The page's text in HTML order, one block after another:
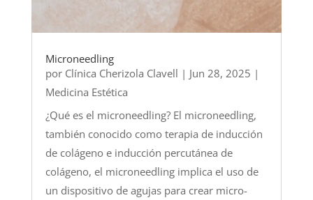
Microneedling
por Clínica Cherizola Clavell | Jun 28, 2025 |
Medicina Estética
¿Qué es el microneedling? El microneedling,
también conocido como terapia de inducción
de colágeno e inducción percutánea de
colágeno, el microneedling implica el uso de
un dispositivo de agujas para crear micro-